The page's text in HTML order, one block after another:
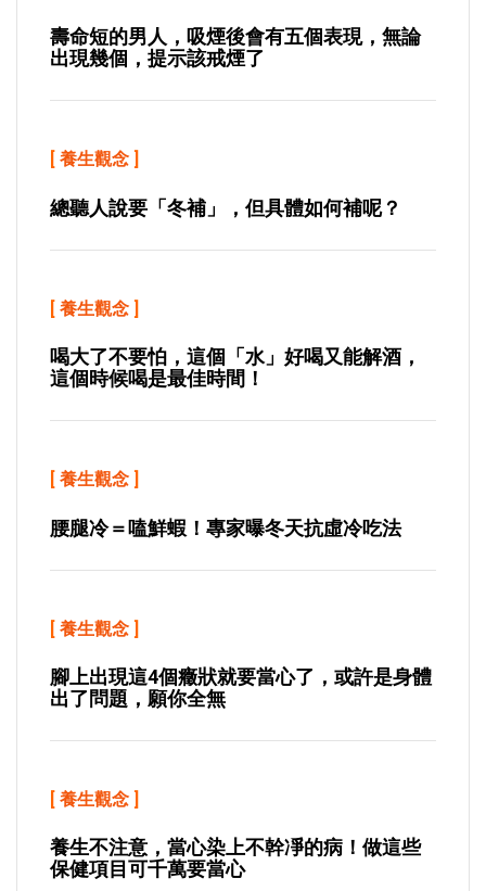
壽命短的男人，吸煙後會有五個表現，無論
出現幾個，提示該戒煙了
[ 養生觀念 ]
總聽人說要「冬補」，但具體如何補呢？
[ 養生觀念 ]
喝大了不要怕，這個「水」好喝又能解酒，
這個時候喝是最佳時間！
[ 養生觀念 ]
腰腿冷＝嗑鮮蝦！專家曝冬天抗虛冷吃法
[ 養生觀念 ]
腳上出現這4個癥狀就要當心了，或許是身體
出了問題，願你全無
[ 養生觀念 ]
養生不注意，當心染上不幹凈的病！做這些
保健項目可千萬要當心